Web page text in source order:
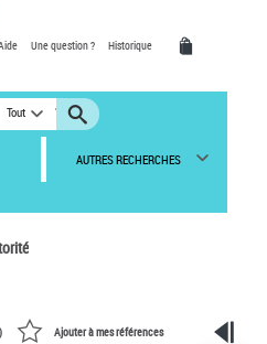
Une question ? Historique
Tout
AUTRES RECHERCHES
) Ajouter à mes références